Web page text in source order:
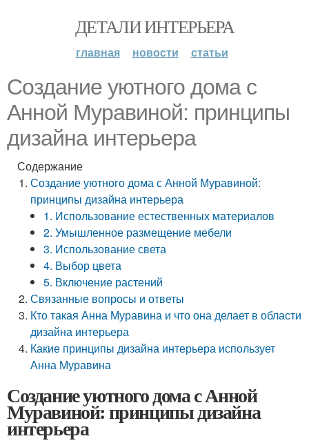
ДЕТАЛИ ИНТЕРЬЕРА
главная новости статьи
Создание уютного дома с
Анной Муравиной: принципы
дизайна интерьера
Содержание
Создание уютного дома с Анной Муравиной:
принципы дизайна интерьера
1. Использование естественных материалов
2. Умышленное размещение мебели
3. Использование света
4. Выбор цвета
5. Включение растений
Связанные вопросы и ответы
Кто такая Анна Муравина и что она делает в области
дизайна интерьера
Какие принципы дизайна интерьера использует
Анна Муравина
Создание уютного дома с Анной
Муравиной: принципы дизайна
интерьера